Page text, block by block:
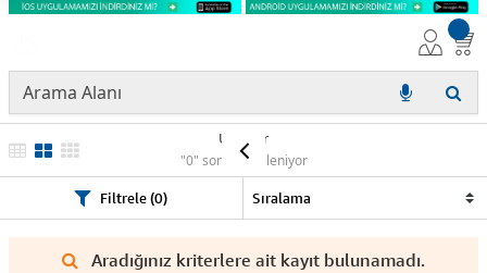
Ürünler
"0" sonuç listeleniyor
Filtrele (0)
Aradığınız kriterlere ait kayıt bulunamadı.